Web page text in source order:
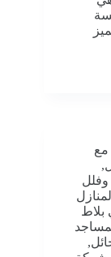
مع
,
,